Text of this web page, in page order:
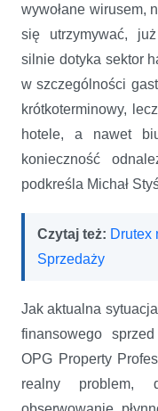
wywołane wirusem,
się utrzymywać,
silnie dotyka sektor
w szczególności
krótkoterminowy,
hotele, a nawet
konieczność
podkreśla Michał
Czytaj też: Drutex
Sprzedaży
Jak aktualna
finansowego
OPG Property
realny problem,